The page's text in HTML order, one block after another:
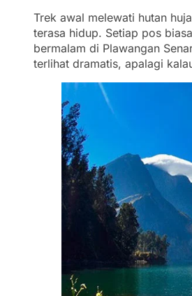
Trek awal melewati hutan
terasa hidup. Setiap pos
bermalam di Plawangan
terlihat dramatis, apalagi